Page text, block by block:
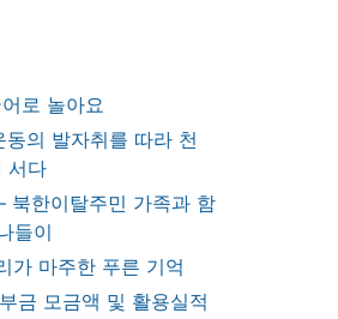
로 놀아요
동의 발자취를 따라 천
서다
북한이탈주민 가족과 함
들이
가 마주한 푸른 기억
금 모금액 및 활용실적